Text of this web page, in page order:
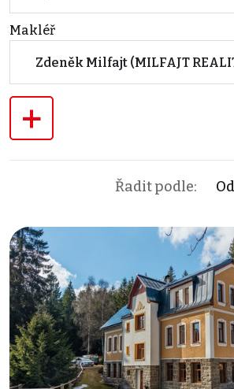
Makléř
Zdeněk Milfajt (MILFAJT
+
Řadit podle: